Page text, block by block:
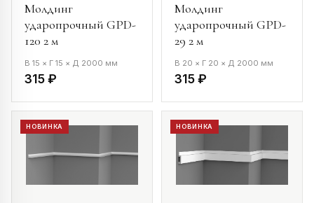
Молдинг
ударопрочный GPD-
120 2 м
В 15 × Г 15 × Д 2000 мм
315 ₽
Молдинг
ударопрочный GPD-
29 2 м
В 20 × Г 20 × Д 2000 мм
315 ₽
НОВИНКА НОВИНКА